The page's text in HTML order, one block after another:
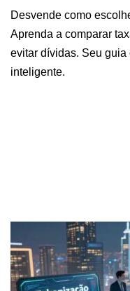
Desvende como
Aprenda a comparar
evitar dívidas. Seu
inteligente.